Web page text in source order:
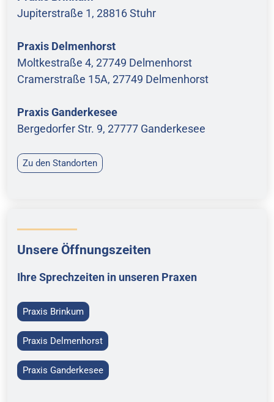
Jupiterstraße 1, 28816 Stuhr
Praxis Delmenhorst
Moltkestraße 4, 27749 Delmenhorst
Cramerstraße 15A, 27749 Delmenhorst
Praxis Ganderkesee
Bergedorfer Str. 9, 27777 Ganderkesee
Zu den Standorten
Unsere Öffnungszeiten
Ihre Sprechzeiten in unseren Praxen
Praxis Brinkum
Praxis Delmenhorst
Praxis Ganderkesee